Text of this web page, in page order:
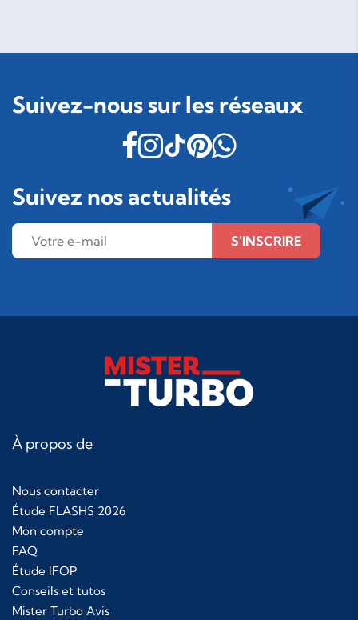
Suivez-nous sur les réseaux
Suivez nos actualités
S'INSCRIRE
À propos de
Nous contacter
Étude FLASHS 2026
Mon compte
FAQ
Étude IFOP
Conseils et tutos
Mister Turbo Avis